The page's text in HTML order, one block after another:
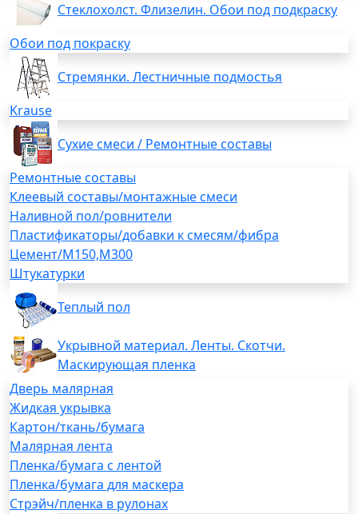
Стеклохолст. Флизелин. Обои под подкраску
Обои под покраску
Стремянки. Лестничные подмостья
Krause
Сухие смеси / Ремонтные составы
Ремонтные составы
Клеевый составы/монтажные смеси
Наливной пол/ровнители
Пластификаторы/добавки к смесям/фибра
Цемент/М150,М300
Штукатурки
Теплый пол
Укрывной материал. Ленты. Скотчи.
Маскирующая пленка
Дверь малярная
Жидкая укрывка
Картон/ткань/бумага
Малярная лента
Пленка/бумага с лентой
Пленка/бумага для маскера
Стрэйч/пленка в рулонах